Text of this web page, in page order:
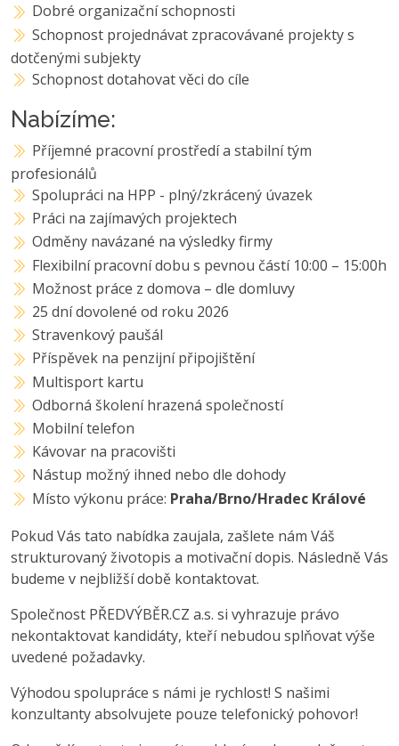
Dobré organizační schopnosti
Schopnost projednávat zpracovávané projekty s
dotčenými subjekty
Schopnost dotahovat věci do cíle
Nabízíme:
Příjemné pracovní prostředí a stabilní tým
profesionálů
Spolupráci na HPP - plný/zkrácený úvazek
Práci na zajímavých projektech
Odměny navázané na výsledky firmy
Flexibilní pracovní dobu s pevnou částí 10:00 – 15:00h
Možnost práce z domova – dle domluvy
25 dní dovolené od roku 2026
Stravenkový paušál
Příspěvek na penzijní připojištění
Multisport kartu
Odborná školení hrazená společností
Mobilní telefon
Kávovar na pracovišti
Nástup možný ihned nebo dle dohody
Místo výkonu práce: Praha/Brno/Hradec Králové
Pokud Vás tato nabídka zaujala, zašlete nám Váš
strukturovaný životopis a motivační dopis. Následně Vás
budeme v nejbližší době kontaktovat.
Společnost PŘEDVÝBĚR.CZ a.s. si vyhrazuje právo
nekontaktovat kandidáty, kteří nebudou splňovat výše
uvedené požadavky.
Výhodou spolupráce s námi je rychlost! S našimi
konzultanty absolvujete pouze telefonický pohovor!